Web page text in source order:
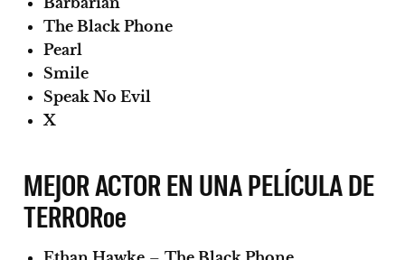
The Black Phone
Pearl
Smile
Speak No Evil
X
MEJOR ACTOR EN UNA PELÍCULA DE
TERRORœ